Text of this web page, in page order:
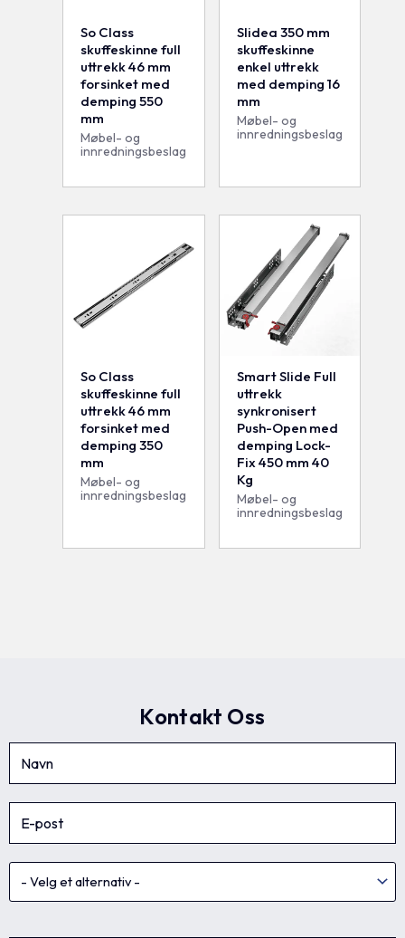
So Class
skuffeskinne full
uttrekk 46 mm
forsinket med
demping 550
mm
Møbel- og
innredningsbeslag
Slidea 350 mm
skuffeskinne
enkel uttrekk
med demping 16
mm
Møbel- og
innredningsbeslag
So Class
skuffeskinne full
uttrekk 46 mm
forsinket med
demping 350
mm
Møbel- og
innredningsbeslag
Smart Slide Full
uttrekk
synkronisert
Push-Open med
demping Lock-
Fix 450 mm 40
Kg
Møbel- og
innredningsbeslag
Kontakt Oss